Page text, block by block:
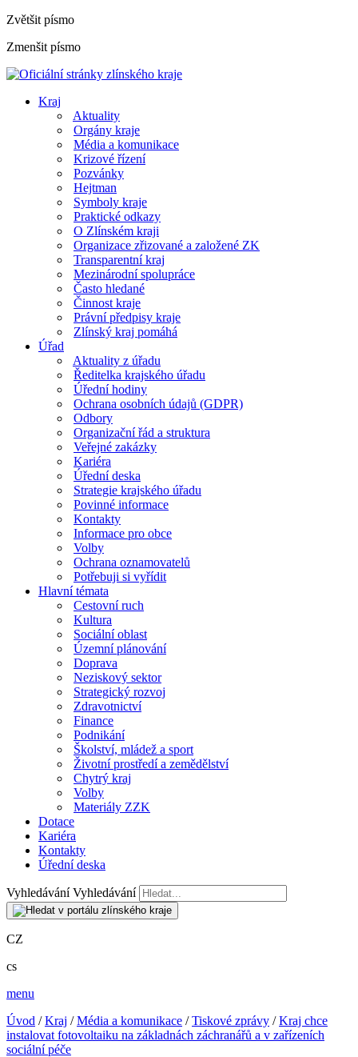
Zvětšit písmo
Zmenšit písmo
Kraj
Aktuality
Orgány kraje
Média a komunikace
Krizové řízení
Pozvánky
Hejtman
Symboly kraje
Praktické odkazy
O Zlínském kraji
Organizace zřizované a založené ZK
Transparentní kraj
Mezinárodní spolupráce
Často hledané
Činnost kraje
Právní předpisy kraje
Zlínský kraj pomáhá
Úřad
Aktuality z úřadu
Ředitelka krajského úřadu
Úřední hodiny
Ochrana osobních údajů (GDPR)
Odbory
Organizační řád a struktura
Veřejné zakázky
Kariéra
Úřední deska
Strategie krajského úřadu
Povinné informace
Kontakty
Informace pro obce
Volby
Ochrana oznamovatelů
Potřebuji si vyřídit
Hlavní témata
Cestovní ruch
Kultura
Sociální oblast
Územní plánování
Doprava
Neziskový sektor
Strategický rozvoj
Zdravotnictví
Finance
Podnikání
Školství, mládež a sport
Životní prostředí a zemědělství
Chytrý kraj
Volby
Materiály ZZK
Dotace
Kariéra
Kontakty
Úřední deska
Vyhledávání Vyhledávání
CZ
cs
menu
Úvod /Kraj /Média a komunikace /Tiskové zprávy /Kraj chce
instalovat fotovoltaiku na základnách záchranářů a v zařízeních
sociální péče